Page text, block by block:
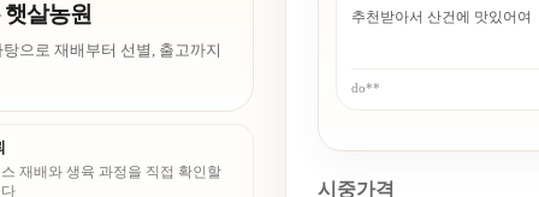
살농원
으로 재배부터 선별, 출고까지
재배와 생육 과정을 직접 확인할
. 나오는 동안엔 계속 먹어야겠어요.
추천받아서 산건에 맛있어여
do**
시중가격